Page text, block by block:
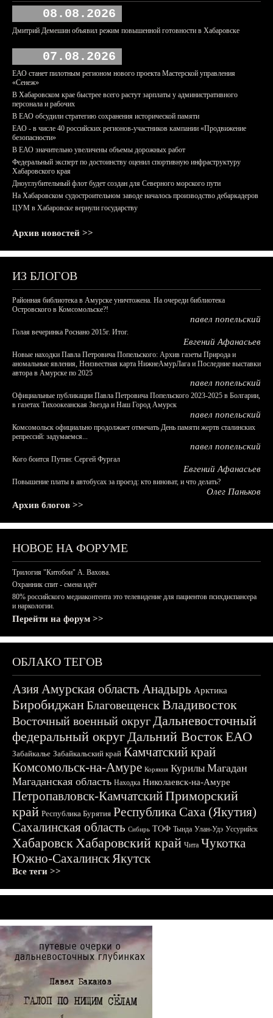
08.08.2026
Дмитрий Демешин объявил режим повышенной готовности в Хабаровске
07.08.2026
ЕАО станет пилотным регионом нового проекта Мастерской управления
«Сенеж»
В Хабаровском крае быстрее всего растут зарплаты у административного
персонала и рабочих
В ЕАО обсудили стратегию сохранения исторической памяти
ЕАО - в числе 40 российских регионов-участников кампании «Продвижение
безопасности»
В ЕАО значительно увеличены объемы дорожных работ
Федеральный эксперт по достоинству оценил спортивную инфраструктуру
Хабаровского края
Дноуглубительный флот будет создан для Северного морского пути
На Хабаровском судостроительном заводе началось производство дебаркадеров
ЦУМ в Хабаровске вернули государству
Архив новостей >>
ИЗ БЛОГОВ
Районная библиотека в Амурске уничтожена. На очереди библиотека
Островского в Комсомольске?!
павел попельский
Голая вечеринка Роснано 2015г. Итог.
Евгений Афанасьев
Новые находки Павла Петровича Попельского: Архив газеты Природа и
аномальные явления, Неизвестная карта НижнеАмурЛага и Последние выставки
автора в Амурске по 2025
павел попельский
Официальные публикации Павла Петровича Попельского 2023-2025 в Болгарии,
в газетах Тихоокеанская Звезда и Наш Город Амурск
павел попельский
Комсомольск официально продолжает отмечать День памяти жертв сталинских
репрессий: задумаемся...
павел попельский
Кого боится Путин: Сергей Фургал
Евгений Афанасьев
Повышение платы в автобусах за проезд: кто виноват, и что делать?
Олег Паньков
Архив блогов >>
НОВОЕ НА ФОРУМЕ
Трилогия "Китобои" А. Вахова.
Охранник спит - смена идёт
80% российского медиаконтента это телевидение для пациентов психдиспансера
и наркологии.
Перейти на форум >>
ОБЛАКО ТЕГОВ
АзияАмурская область Анадырь Арктика
БиробиджанБлаговещенскВладивосток
Восточный военный округДальневосточный
федеральный округДальний ВостокЕАО
Забайкалье Забайкальский край Камчатский край
Комсомольск-на-Амуре Корякия Курилы Магадан
Магаданская область Находка Николаевск-на-Амуре
Петропавловск-КамчатскийПриморский
край Республика Бурятия Республика Саха (Якутия)
Сахалинская область Сибирь ТОФ Тында Улан-Удэ Уссурийск
ХабаровскХабаровский край Чита Чукотка
Южно-СахалинскЯкутск
Все теги >>